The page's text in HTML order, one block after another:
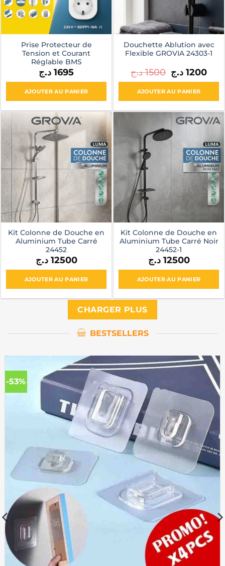
Prise Protecteur de
Tension et Courant
Réglable BMS
1695 د.ج
AJOUTER AU PANIER
Douchette Ablution avec
Flexible GROVIA 24303-1
1500 د.ج
Le
prix
initial
était :
1200 د.ج
Le
prix
AJOUTER AU PANIER
Kit Colonne de Douche en
Aluminium Tube Carré
24452
12500 د.ج
AJOUTER AU PANIER
Kit Colonne de Douche en
Aluminium Tube Carré Noir
24452-1
12500 د.ج
AJOUTER AU PANIER
CHARGER PLUS
BESTSELLERS